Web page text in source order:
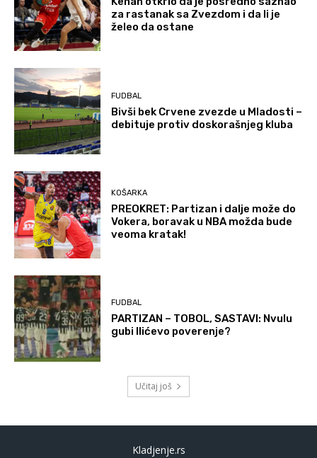
za rastanak sa Zvezdom i da li je
želeo da ostane
FUDBAL
Bivši bek Crvene zvezde u Mladosti –
debituje protiv doskorašnjeg kluba
KOŠARKA
PREOKRET: Partizan i dalje može do
Vokera, boravak u NBA možda bude
veoma kratak!
FUDBAL
PARTIZAN – TOBOL, SASTAVI: Nvulu
gubi Ilićevo poverenje?
Učitaj još
Kladjenje.rs